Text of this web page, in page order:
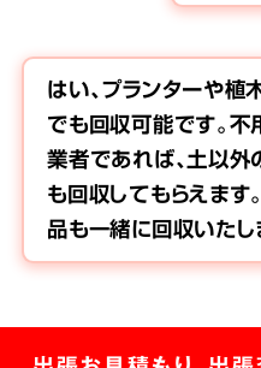
はい、プランターや植
でも回収可能です。不
業者であれば、土以外
も回収してもらえます
品も一緒に回収いたし